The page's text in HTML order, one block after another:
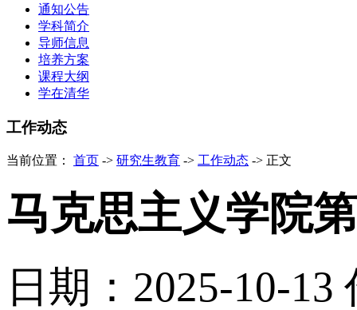
通知公告
学科简介
导师信息
培养方案
课程大纲
学在清华
工作动态
当前位置： 首页 -> 研究生教育 -> 工作动态 -> 正文
马克思主义学院
日期：2025-10-13